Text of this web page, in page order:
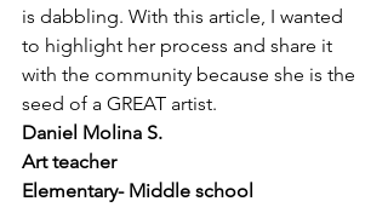
is dabbling. With this article, I wanted
to highlight her process and share it
with the community because she is the
seed of a GREAT artist.
Daniel Molina S.
Art teacher
Elementary- Middle school